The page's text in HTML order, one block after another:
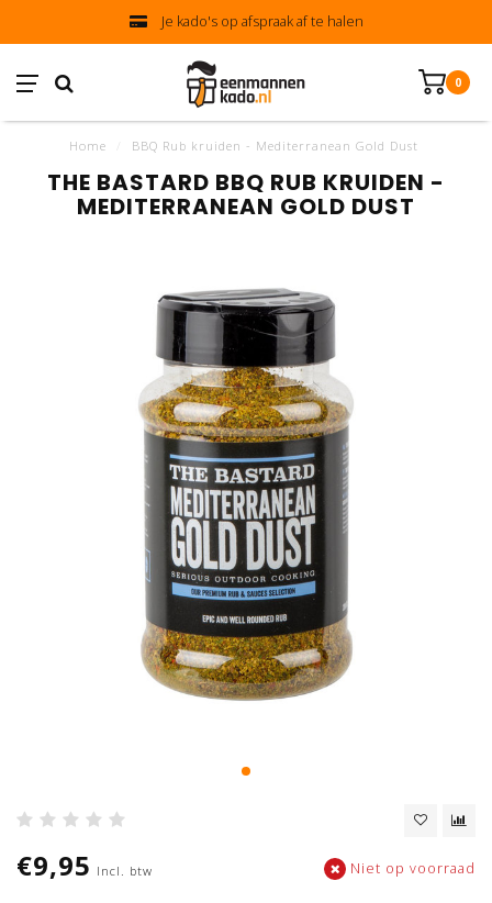
Je kado's op afspraak af te halen
0
Home BBQ Rub kruiden - Mediterranean Gold Dust
THE BASTARD BBQ RUB KRUIDEN -
MEDITERRANEAN GOLD DUST
€9,95 Incl. btw Niet op voorraad